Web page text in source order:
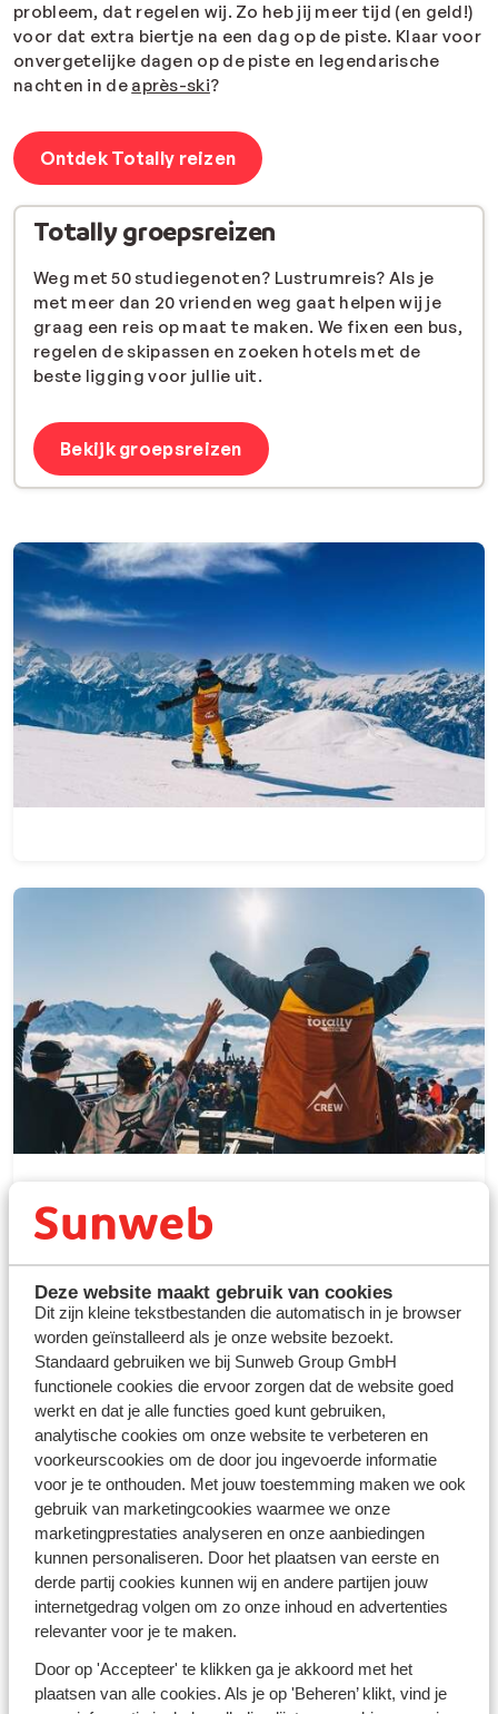
Deze website maakt gebruik van cookies
Dit zijn kleine tekstbestanden die automatisch in je browser
worden geïnstalleerd als je onze website bezoekt.
Standaard gebruiken we bij Sunweb Group GmbH
functionele cookies die ervoor zorgen dat de website goed
werkt en dat je alle functies goed kunt gebruiken,
analytische cookies om onze website te verbeteren en
voorkeurscookies om de door jou ingevoerde informatie
voor je te onthouden. Met jouw toestemming maken we ook
gebruik van marketingcookies waarmee we onze
marketingprestaties analyseren en onze aanbiedingen
kunnen personaliseren. Door het plaatsen van eerste en
derde partij cookies kunnen wij en andere partijen jouw
internetgedrag volgen om zo onze inhoud en advertenties
relevanter voor je te maken.
Door op 'Accepteer' te klikken ga je akkoord met het
plaatsen van alle cookies. Als je op 'Beheren’ klikt, vind je
probleem, dat regelen wij. Zo heb jij meer tijd (en geld!)
voor dat extra biertje na een dag op de piste. Klaar voor
onvergetelijke dagen op de piste en legendarische
nachten in de après-ski?
Ontdek Totally reizen
Totally groepsreizen
Weg met 50 studiegenoten? Lustrumreis? Als je
met meer dan 20 vrienden weg gaat helpen wij je
graag een reis op maat te maken. We fixen een bus,
regelen de skipassen en zoeken hotels met de
beste ligging voor jullie uit.
Bekijk groepsreizen